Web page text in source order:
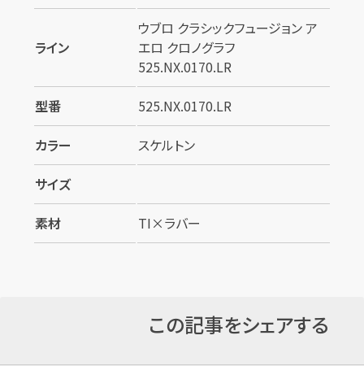
分！今すぐ査定金額をお伝えいた
お電話
始除く)
ライン
ウブロ クラシックフュージョン ア
エロ クロノグラフ
525.NX.0170.LR
型番
525.NX.0170.LR
カラー
スケルトン
サイズ
素材
TI×ラバー
この記事をシェアする